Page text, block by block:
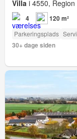
Villa i 4550,
4 120 m²
Parkeringsplads
30+ dage siden